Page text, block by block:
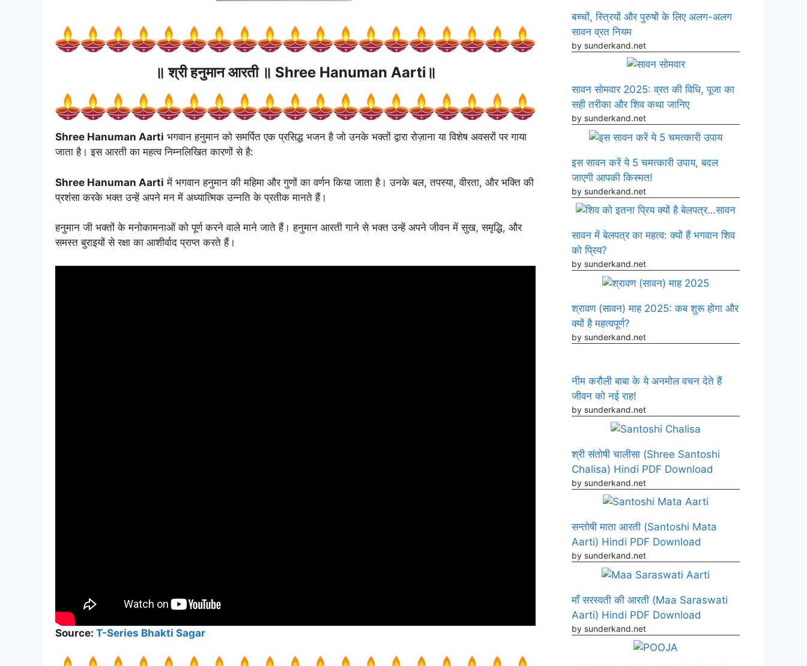
॥श्री हनुमान आरती॥ Shree Hanuman Aarti॥
Shree Hanuman Aarti भगवान हनुमान को समर्पित एक प्रसिद्ध भजन है जो उनके भक्तों द्वारा रोज़ाना या विशेष अवसरों पर गाया
जाता है। इस आरती का महत्व निम्नलिखित कारणों से है:
Shree Hanuman Aarti में भगवान हनुमान की महिमा और गुणों का वर्णन किया जाता है। उनके बल, तपस्या, वीरता, और भक्ति की
प्रशंसा करके भक्त उन्हें अपने मन में अध्यात्मिक उन्नति के प्रतीक मानते हैं।
हनुमान जी भक्तों के मनोकामनाओं को पूर्ण करने वाले माने जाते हैं। हनुमान आरती गाने से भक्त उन्हें अपने जीवन में सुख, समृद्धि, और
समस्त बुराइयों से रक्षा का आशीर्वाद प्राप्त करते हैं।
Source: T-Series Bhakti Sagar
बच्चों, स्त्रियों और पुरुषों के लिए अलग-अलग
सावन व्रत नियम
by sunderkand.net
सावन सोमवार 2025: व्रत की विधि, पूजा का
सही तरीका और शिव कथा जानिए
by sunderkand.net
इस सावन करें ये 5 चमत्कारी उपाय, बदल
जाएगी आपकी किस्मत!
by sunderkand.net
सावन में बेलपत्र का महत्व: क्यों हैं भगवान शिव
को प्रिय?
by sunderkand.net
श्रावण (सावन) माह 2025: कब शुरू होगा और
क्यों है महत्वपूर्ण?
by sunderkand.net
नीम करौली बाबा के ये अनमोल वचन देते हैं
जीवन को नई राह!
by sunderkand.net
श्री संतोषी चालीसा (Shree Santoshi
Chalisa) Hindi PDF Download
by sunderkand.net
सन्तोषी माता आरती (Santoshi Mata
Aarti) Hindi PDF Download
by sunderkand.net
माँ सरस्वती की आरती (Maa Saraswati
Aarti) Hindi PDF Download
by sunderkand.net